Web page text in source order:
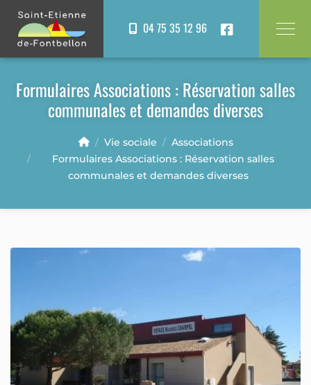
04 75 35 12 96
Formulaires Associations : Réservation salles
communales et demandes diverses
Vie sociale
Associations
Formulaires Associations : Réservation salles
communales et demandes diverses
Panneau de gestion des cookies